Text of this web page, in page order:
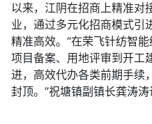
以来，江阴在招商上精准对
业，通过多元化招商模式引
精准高效。“在荣飞针纺智
项目备案、用地评审到开工
进，高效代办各类前期手续
封顶。”祝塘镇副镇长龚涛涛